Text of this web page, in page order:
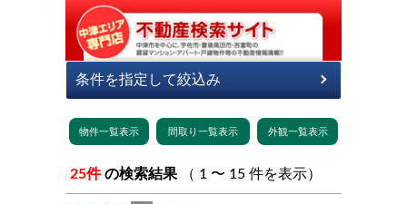
25件 の検索結果 （ 1 〜 15 件を表示）